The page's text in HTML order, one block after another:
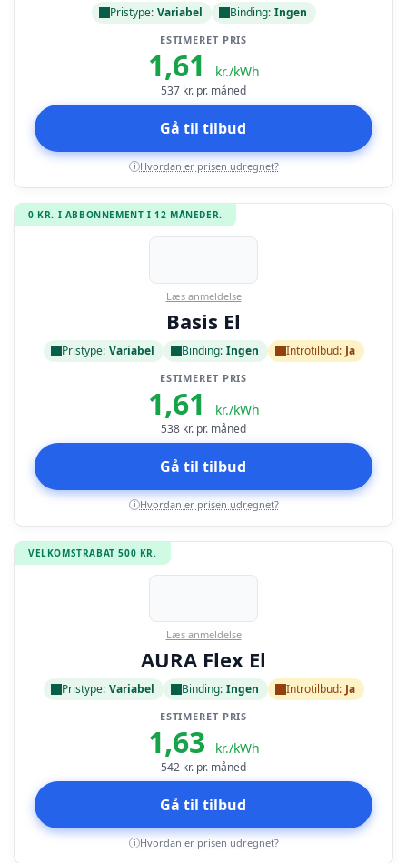
Pristype: Variabel Binding: Ingen
ESTIMERET PRIS
1,61 kr./kWh
537 kr. pr. måned
Gå til tilbud
i Hvordan er prisen udregnet?
0 KR. I ABBONNEMENT I 12 MÅNEDER.
Læs anmeldelse
Basis El
Pristype: Variabel Binding: Ingen Introtilbud: Ja
ESTIMERET PRIS
1,61 kr./kWh
538 kr. pr. måned
Gå til tilbud
i Hvordan er prisen udregnet?
VELKOMSTRABAT 500 KR.
Læs anmeldelse
AURA Flex El
Pristype: Variabel Binding: Ingen Introtilbud: Ja
ESTIMERET PRIS
1,63 kr./kWh
542 kr. pr. måned
Gå til tilbud
i Hvordan er prisen udregnet?